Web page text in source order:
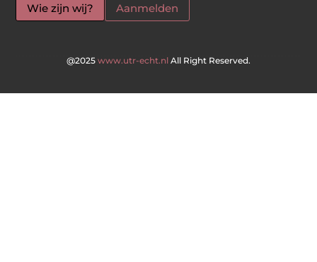
Wie zijn wij? Aanmelden
@2025 www.utr-echt.nl All Right Reserved.